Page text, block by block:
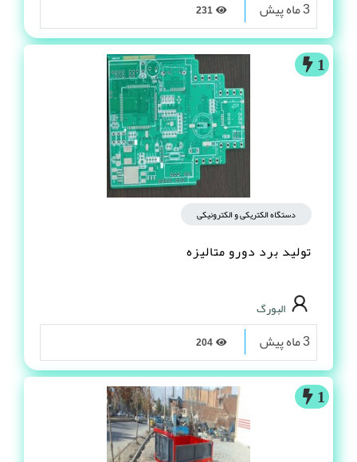
3 ماه پیش
1
دستگاه الکتریکی و الکترونیکی
تولید برد دورو متالیزه
البورگ
3 ماه پیش
1